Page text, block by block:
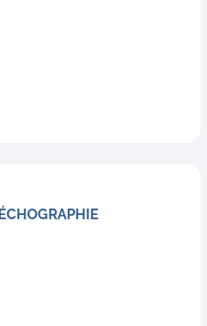
ÉCHOGRAPHIE